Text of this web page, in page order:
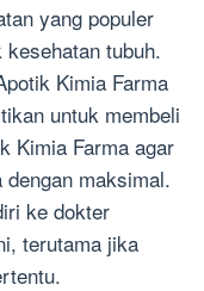
yang populer
tubuh.
Kimia Farma
untuk membeli
Kimia Farma agar
maksimal.
ke dokter
terutama jika